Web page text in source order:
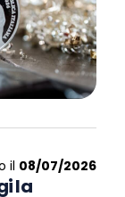
il 08/07/2026
la